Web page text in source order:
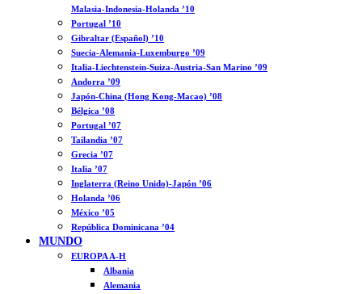
Malasia-Indonesia-Holanda ’10
Portugal ’10
Gibraltar (Español) ’10
Suecia-Alemania-Luxemburgo ’09
Italia-Liechtenstein-Suiza-Austria-San Marino ’09
Andorra ’09
Japón-China (Hong Kong-Macao) ’08
Bélgica ’08
Portugal ’07
Tailandia ’07
Grecia ’07
Italia ’07
Inglaterra (Reino Unido)-Japón ’06
Holanda ’06
México ’05
República Dominicana ’04
MUNDO
EUROPA A-H
Albania
Alemania